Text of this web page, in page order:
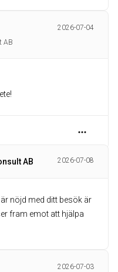
2026-07-04
AB
AB 2026-07-08
nöjd med ditt besök är
fram emot att hjälpa
2026-07-03